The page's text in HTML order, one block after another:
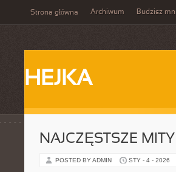
Strona główna Archiwum Budzisz
HEJKA
NAJCZĘSTSZE
POSTED BY ADMIN STY - 4 - 2026